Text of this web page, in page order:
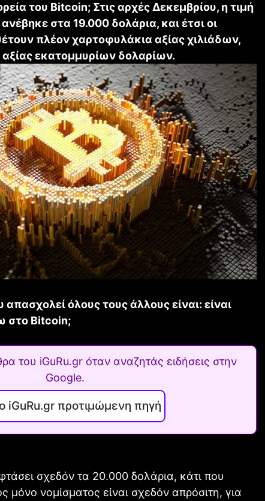
του Bitcoin; Στις αρχές Δεκεμβρίου, η τιμή
στα 19.000 δολάρια, και έτσι οι
πλέον χαρτοφυλάκια αξίας χιλιάδων,
εκατομμυρίων δολαρίων.
όλους τους άλλους είναι: είναι
στο Bitcoin;
του iGuRu.gr όταν αναζητάς ειδήσεις στην
Google.
iGuRu.gr προτιμώμενη πηγή
σχεδόν τα 20.000 δολάρια, κάτι που
μόνο νομίσματος είναι σχεδόν απρόσιτη, για